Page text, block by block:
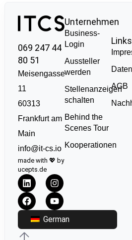
069 247 44
80 51
Meisengasse
11
60313
Frankfurt am
Main
info@it-cs.io
made with 💖 by
ucepts.de
German
Unternehmen
Business-
Login
Aussteller
werden
Stellenanzeigen
schalten
Behind the
Scenes Tour
Kooperationen
Links
AGB